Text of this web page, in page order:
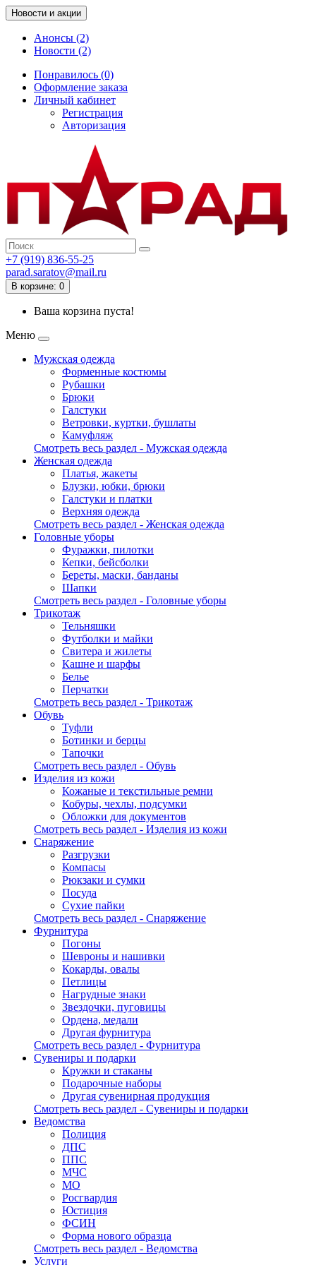
Новости и акции
Анонсы (2)
Новости (2)
Понравилось (0)
Оформление заказа
Личный кабинет
Регистрация
Авторизация
+7 (919) 836-55-25
parad.saratov@mail.ru
В корзине: 0
Ваша корзина пуста!
Меню
Мужская одежда
Форменные костюмы
Рубашки
Брюки
Галстуки
Ветровки, куртки, бушлаты
Камуфляж
Смотреть весь раздел - Мужская одежда
Женская одежда
Платья, жакеты
Блузки, юбки, брюки
Галстуки и платки
Верхняя одежда
Смотреть весь раздел - Женская одежда
Головные уборы
Фуражки, пилотки
Кепки, бейсболки
Береты, маски, банданы
Шапки
Смотреть весь раздел - Головные уборы
Трикотаж
Тельняшки
Футболки и майки
Свитера и жилеты
Кашне и шарфы
Белье
Перчатки
Смотреть весь раздел - Трикотаж
Обувь
Туфли
Ботинки и берцы
Тапочки
Смотреть весь раздел - Обувь
Изделия из кожи
Кожаные и текстильные ремни
Кобуры, чехлы, подсумки
Обложки для документов
Смотреть весь раздел - Изделия из кожи
Снаряжение
Разгрузки
Компасы
Рюкзаки и сумки
Посуда
Сухие пайки
Смотреть весь раздел - Снаряжение
Фурнитура
Погоны
Шевроны и нашивки
Кокарды, овалы
Петлицы
Нагрудные знаки
Звездочки, пуговицы
Ордена, медали
Другая фурнитура
Смотреть весь раздел - Фурнитура
Сувениры и подарки
Кружки и стаканы
Подарочные наборы
Другая сувенирная продукция
Смотреть весь раздел - Сувениры и подарки
Ведомства
Полиция
ДПС
ППС
МЧС
МО
Росгвардия
Юстиция
ФСИН
Форма нового образца
Смотреть весь раздел - Ведомства
Услуги